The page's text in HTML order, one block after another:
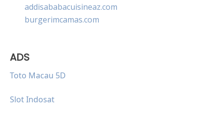
addisababacuisineaz.com
burgerimcamas.com
ADS
Toto Macau 5D
Slot Indosat